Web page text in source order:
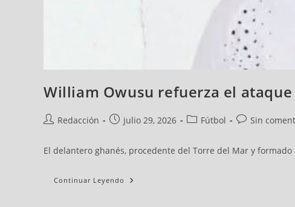
William Owusu refuerza el ataque
Redacción julio 29, 2026 Fútbol Sin
El delantero ghanés, procedente del Torre del Mar y
Continuar Leyendo